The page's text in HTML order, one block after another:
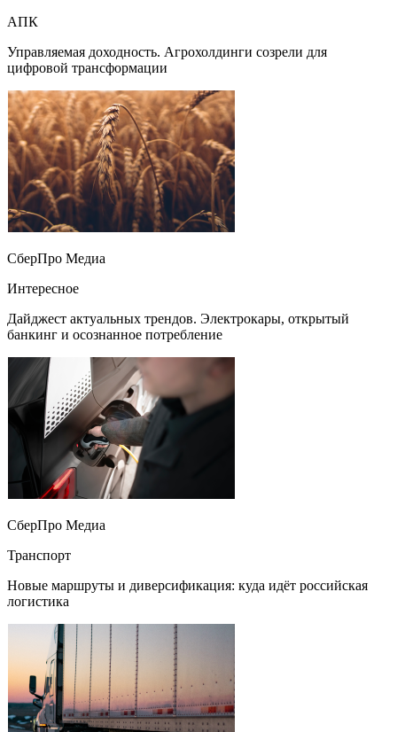
АПК
Управляемая доходность. Агрохолдинги созрели для
цифровой трансформации
СберПро Медиа
Интересное
Дайджест актуальных трендов. Электрокары, открытый
банкинг и осознанное потребление
СберПро Медиа
Транспорт
Новые маршруты и диверсификация: куда идёт российская
логистика